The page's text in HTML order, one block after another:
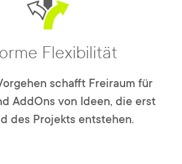
Flexibilität
schafft Freiraum für
AddOns von Ideen, die erst
des Projekts entstehen.